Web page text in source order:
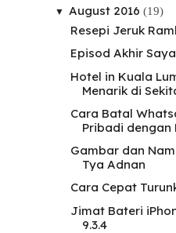
▼ August 2016 (19)
Resepi Jeruk
Episod Akhir
Hotel in Kuala
Menarik di
Cara Batal
Pribadi dengan
Gambar dan
Tya Adnan
Cara Cepat
Jimat Bateri
9.3.4